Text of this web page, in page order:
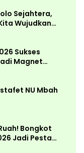
Sejahtera,
Wujudkan
Potensi
Sukses
Magnet
NU Mbah
Bongkot
Jadi Pesta
Peterongan